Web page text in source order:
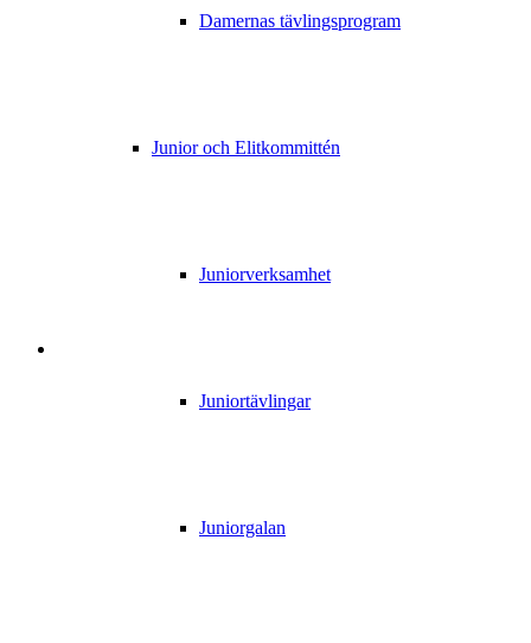
Damernas tävlingsprogram
Junior och Elitkommittén
Juniorverksamhet
Juniortävlingar
Juniorgalan